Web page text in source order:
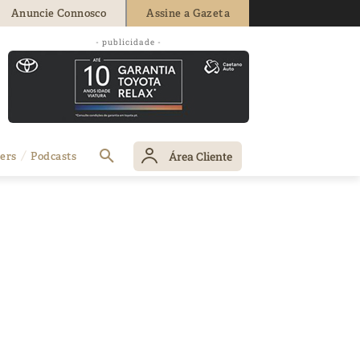
Anuncie Connosco Assine a Gazeta
- publicidade -
Podcasts Área Cliente